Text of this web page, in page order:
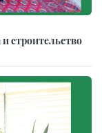
строительство